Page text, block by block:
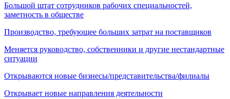
Большой штат сотрудников рабочих специальностей,
заметность в обществе
Производство, требующее больших затрат на поставщиков
Меняется руководство, собственники и другие нестандартные
ситуации
Открываются новые бизнесы/представительства/филиалы
Открывает новые направления деятельности